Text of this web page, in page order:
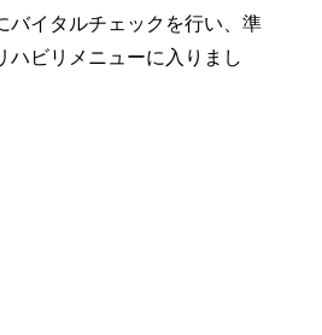
バイタルチェックを行い、準
ハビリメニューに入りまし